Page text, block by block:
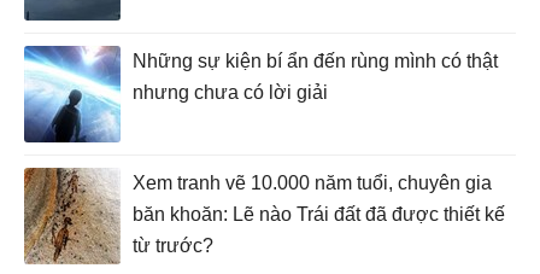
Những sự kiện bí ẩn đến rùng mình có thật
nhưng chưa có lời giải
Xem tranh vẽ 10.000 năm tuổi, chuyên gia
băn khoăn: Lẽ nào Trái đất đã được thiết kế
từ trước?